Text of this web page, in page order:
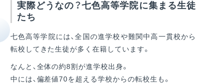
実際どうなの？七色高等学院に集まる生徒
たち
七色高等学院には、全国の進学校や難関中高一貫校から
転校してきた生徒が多く在籍しています。
なんと、全体の約8割が進学校出身。
中には、偏差値70を超える学校からの転校生も。